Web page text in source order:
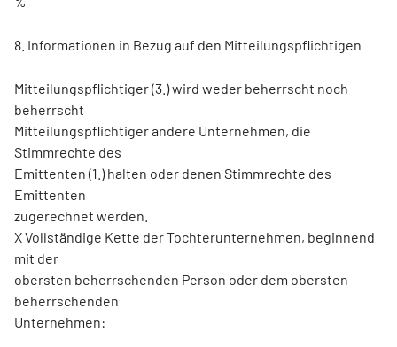
8. Informationen in Bezug auf den Mitteilungspflichtigen
Mitteilungspflichtiger (3.) wird weder beherrscht noch
beherrscht
Mitteilungspflichtiger andere Unternehmen, die
Stimmrechte des
Emittenten (1.) halten oder denen Stimmrechte des
Emittenten
zugerechnet werden.
X Vollständige Kette der Tochterunternehmen, beginnend
mit der
obersten beherrschenden Person oder dem obersten
beherrschenden
Unternehmen: